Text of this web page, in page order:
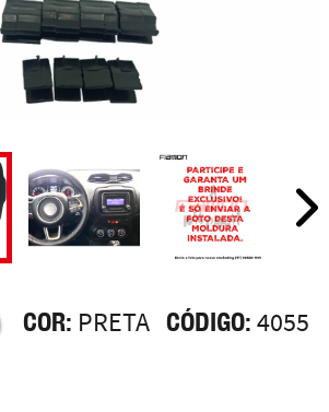
COR: PRETA CÓDIGO: 4055